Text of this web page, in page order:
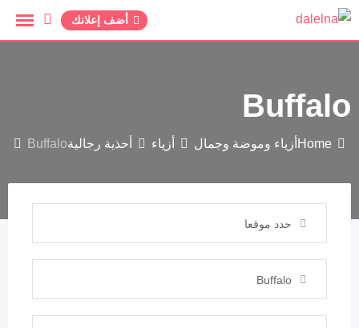
أضف إعلانك
Buffalo
Home أزياء وموضة وجمال أزياء أحذية رجاليةBuffalo
حدد موقعا
Buffalo